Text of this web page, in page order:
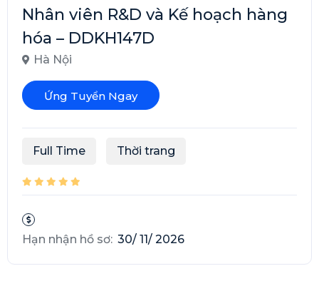
Nhân viên R&D và Kế hoạch hàng
hóa – DDKH147D
Hà Nội
Ứng Tuyển Ngay
Full Time Thời trang
Hạn nhận hồ sơ: 30/ 11/ 2026